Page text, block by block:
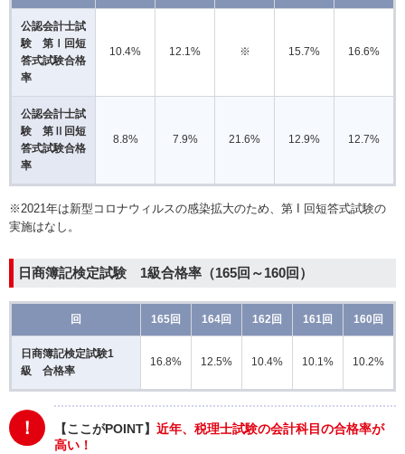
公認会計士試
験 第Ⅰ回短
答式試験合格
率
10.4% 12.1% ※ 15.7% 16.6%
公認会計士試
験 第Ⅱ回短
答式試験合格
率
8.8% 7.9% 21.6% 12.9% 12.7%
※2021年は新型コロナウィルスの感染拡大のため、第 I 回短答式試験の
実施はなし。
日商簿記検定試験 1級合格率（165回～160回）
回 165回 164回 162回 161回 160回
日商簿記検定試験1
級 合格率
16.8% 12.5% 10.4% 10.1% 10.2%
！ 【ここがPOINT】 近年、税理士試験の会計科目の合格率が
高い！